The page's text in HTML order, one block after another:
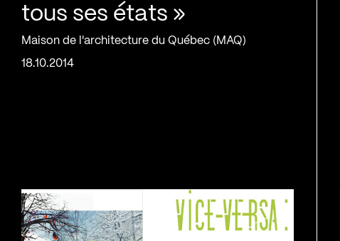
tous ses états »
Maison de l'architecture du Québec (MAQ)
18.10.2014